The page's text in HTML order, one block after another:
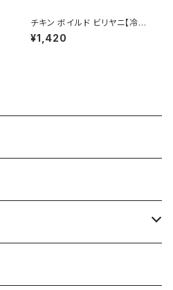
チキン ボイルド ビリヤニ【冷凍
便】
¥1,420